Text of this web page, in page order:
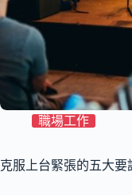
職場工作
克服上台緊張的五大要